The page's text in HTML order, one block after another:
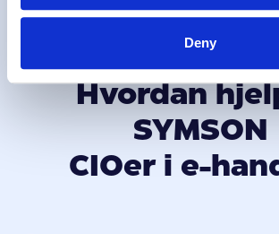
Deny
Hvordan
SYMSON
CIOer i e-